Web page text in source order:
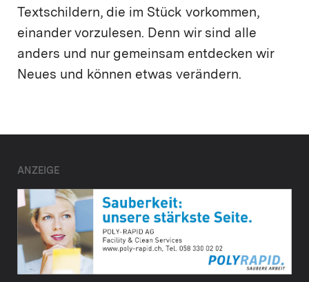
Textschildern, die im Stück vorkommen,
einander vorzulesen. Denn wir sind alle
anders und nur gemeinsam entdecken wir
Neues und können etwas verändern.
ANZEIGE